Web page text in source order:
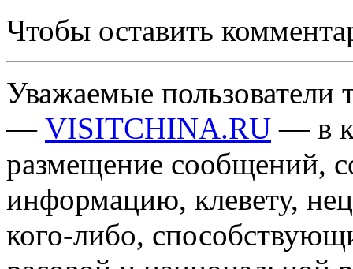
Чтобы оставить
Уважаемые пользователи
— VISITCHINA.RU — в
размещение сообщений,
информацию, клевету,
кого-либо,